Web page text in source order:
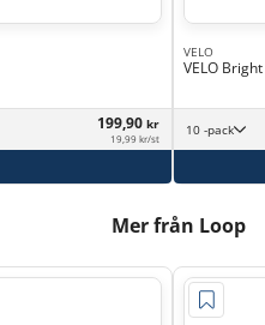
199,90 kr
19,99 kr/st
VELO
VELO
10 -pack
Mer från Loop